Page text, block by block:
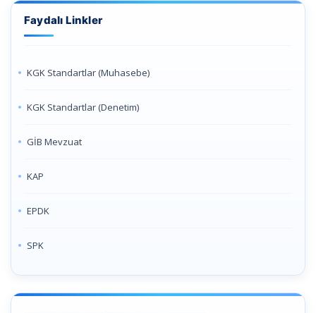
Faydalı Linkler
KGK Standartlar (Muhasebe)
KGK Standartlar (Denetim)
GİB Mevzuat
KAP
EPDK
SPK